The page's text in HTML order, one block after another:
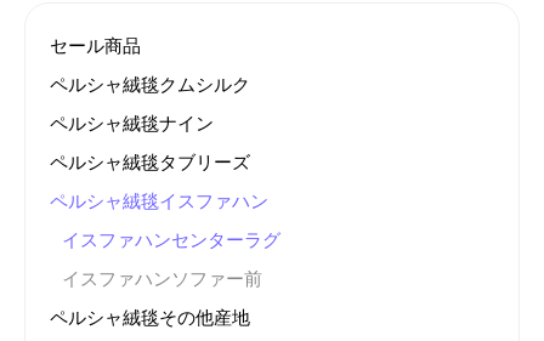
セール商品
ペルシャ絨毯クムシルク
ペルシャ絨毯ナイン
ペルシャ絨毯タブリーズ
ペルシャ絨毯イスファハン
イスファハンセンターラグ
イスファハンソファー前
ペルシャ絨毯その他産地